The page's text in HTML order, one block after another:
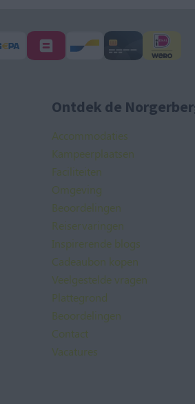
Ontdek de
Accommodaties
Kampeerplaatsen
Faciliteiten
Omgeving
Beoordelingen
Reiservaringen
Inspirerende blogs
Cadeaubon kopen
Veelgestelde vragen
Plattegrond
Beoordelingen
Contact
Vacatures